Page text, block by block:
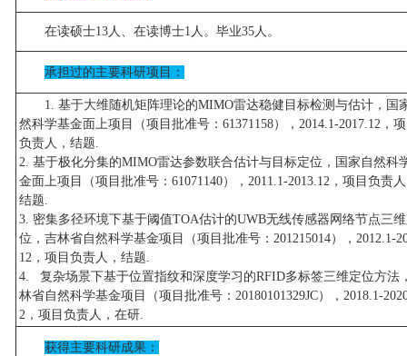
在读硕士13人、在读博士1人。毕业35人。
承担过的主要科研项目：
1. 基于大维随机矩阵理论的MIMO雷达稳健目标检测与估计，国
然科学基金面上项目（项目批准号：61371158），2014.1-2017.12，
负责人，结题.
2. 基于极化分集的MIMO雷达参数联合估计与目标定位，国家自然科
金面上项目（项目批准号：61071140），2011.1-2013.12，项目负责
结题.
3. 密集多径环境下基于阈值TOA估计的UWB无线传感器网络节点三
位，吉林省自然科学基金项目（项目批准号：201215014），2012.1-
12，项目负责人，结题.
4. 复杂场景下基于位置指纹和深度学习的RFID多标签三维定位方法
林省自然科学基金项目（项目批准号：20180101329JC），2018.1-
2，项目负责人，在研.
获得主要科研成果：